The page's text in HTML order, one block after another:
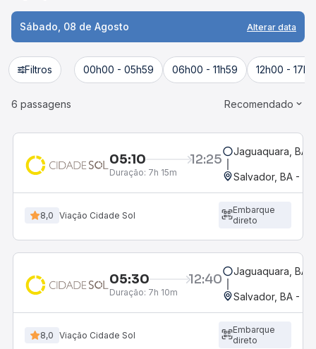
Sábado, 08 de Agosto Alterar data
Filtros 00h00 - 05h59 06h00 - 11h59 12h00 -
6 passagens Recomendado
05:10 12:25
Duração: 7h 15m
Jaguaquara, BA
Salvador, BA -
8,0 Viação Cidade Sol
Embarque
direto
05:30 12:40
Duração: 7h 10m
Jaguaquara, BA
Salvador, BA -
8,0 Viação Cidade Sol
Embarque
direto